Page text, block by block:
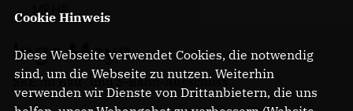
MEHR
Ingo Meye
SKE im Bau- und S-Bahn-Ausschuss
Cookie Hinweis
Diese Webseite verwendet Cookies, die notwendig
sind, um die Webseite zu nutzen. Weiterhin
verwenden wir Dienste von Drittanbietern, die uns